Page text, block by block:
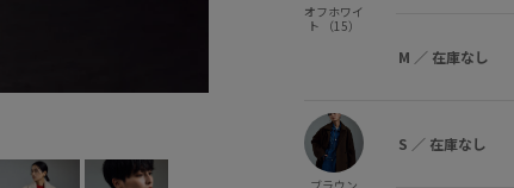
S×
オフホワイ
ト （15）
M ／ 在庫なし
S ／ 在庫なし